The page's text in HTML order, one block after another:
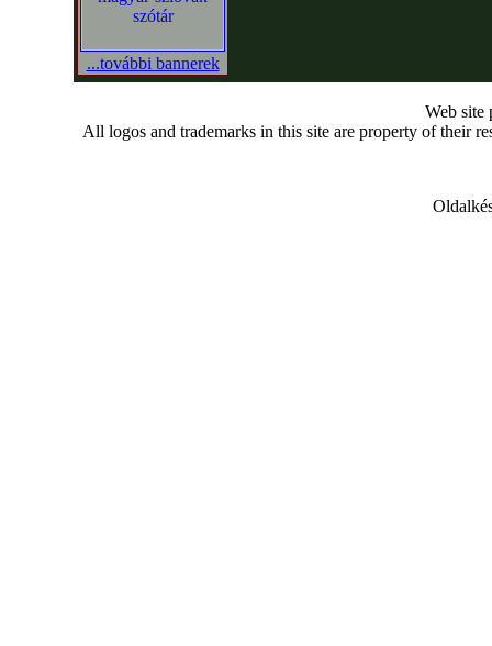
...további bannerek
Web site
All logos and trademarks in this site are property of their